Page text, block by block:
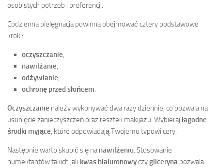
osobistych potrzeb i preferencji.
Codzienna pielęgnacja powinna obejmować cztery podstawowe
kroki:
oczyszczanie,
nawilżanie,
odżywianie,
ochronę przed słońcem.
Oczyszczanie należy wykonywać dwa razy dziennie, co pozwala na
usunięcie zanieczyszczeń oraz resztek makijażu. Wybieraj łagodne
środki myjące, które odpowiadają Twojemu typowi cery.
Następnie warto skupić się nanawilżeniu. Stosowanie
humektantów takich jak kwas hialuronowyczygliceryna pozwala